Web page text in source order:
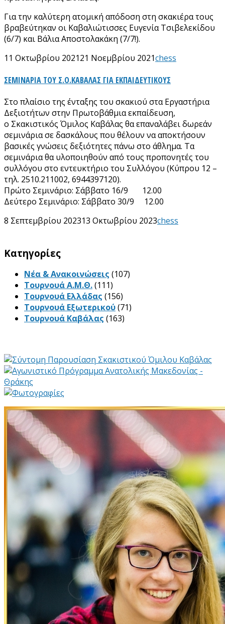
Για την καλύτερη ατομική απόδοση στη σκακιέρα τους
βραβεύτηκαν οι Καβαλιώτισσες Ευγενία Τσιβελεκίδου
(6/7) και Βάλια Αποστολακάκη (7/7!).
11 Οκτωβρίου 202121 Νοεμβρίου 2021chess
ΣΕΜΙΝΑΡΙΑ ΤΟΥ Σ.Ο.ΚΑΒΑΛΑΣ ΓΙΑ ΕΚΠΑΙΔΕΥΤΙΚΟΥΣ
Στο πλαίσιο της ένταξης του σκακιού στα Εργαστήρια
Δεξιοτήτων στην Πρωτοβάθμια εκπαίδευση,
ο Σκακιστικός Όμιλος Καβάλας θα επαναλάβει δωρεάν
σεμινάρια σε δασκάλους που θέλουν να αποκτήσουν
βασικές γνώσεις δεξιότητες πάνω στο άθλημα. Τα
σεμινάρια θα υλοποιηθούν από τους προπονητές του
συλλόγου στο εντευκτήριο του Συλλόγου (Κύπρου 12 –
τηλ. 2510.211002, 6944397120).
Πρώτο Σεμινάριο: Σάββατο 16/9 12.00
Δεύτερο Σεμινάριο: Σάββατο 30/9 12.00
8 Σεπτεμβρίου 202313 Οκτωβρίου 2023chess
Kατηγορίες
Νέα & Ανακοινώσεις (107)
Τουρνουά Α.Μ.Θ.(111)
Τουρνουά Ελλάδας (156)
Τουρνουά Εξωτερικού(71)
Τουρνουά Καβάλας (163)